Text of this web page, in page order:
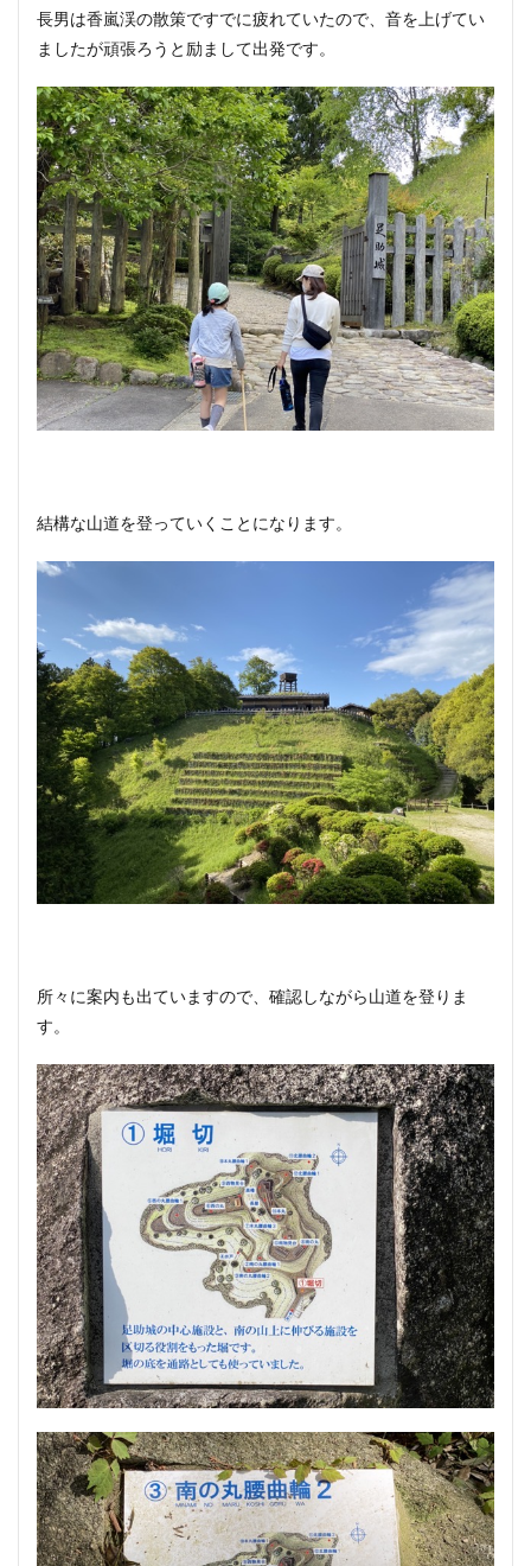
長男は香嵐渓の散策ですでに疲れていたので、音を上げてい
ましたが頑張ろうと励まして出発です。
結構な山道を登っていくことになります。
所々に案内も出ていますので、確認しながら山道を登りま
す。